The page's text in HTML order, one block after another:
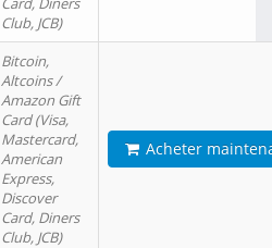
Club, JCB)
Bitcoin,
Altcoins /
Amazon Gift
Card (Visa,
Mastercard,
American
Express,
Discover
Card, Diners
Club, JCB)
Acheter